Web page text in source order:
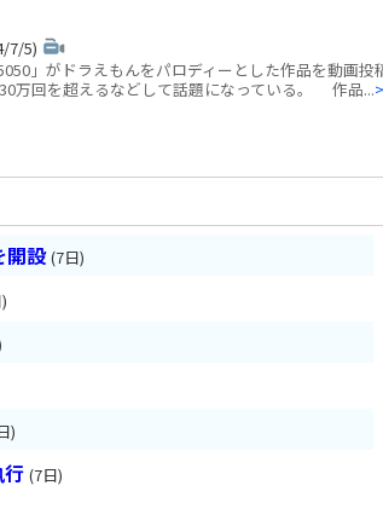
7/5)
」がドラえもんをパロディーとした作品を動画投
万回を超えるなどして話題になっている。 作品...
開設 (7日)
)
(7日)